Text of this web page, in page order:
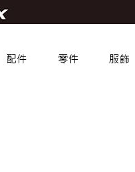
配件 零件 服飾